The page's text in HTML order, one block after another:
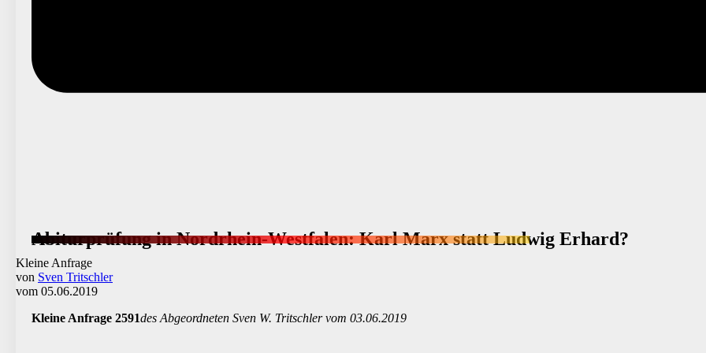
Abiturprüfung in Nordrhein-Westfalen: Karl Marx statt Ludwig Erhard?
Kleine Anfrage
von Sven Tritschler
vom 05.06.2019
Kleine Anfrage 2591des Abgeordneten Sven W. Tritschler vom 03.06.2019